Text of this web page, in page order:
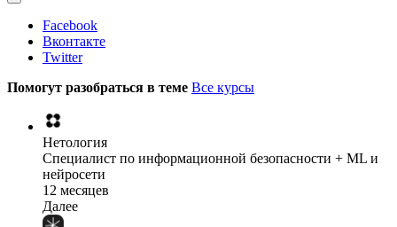
Facebook
Вконтакте
Twitter
Помогут разобраться в теме Все курсы
Нетология
Специалист по информационной безопасности + ML и
нейросети
12 месяцев
Далее